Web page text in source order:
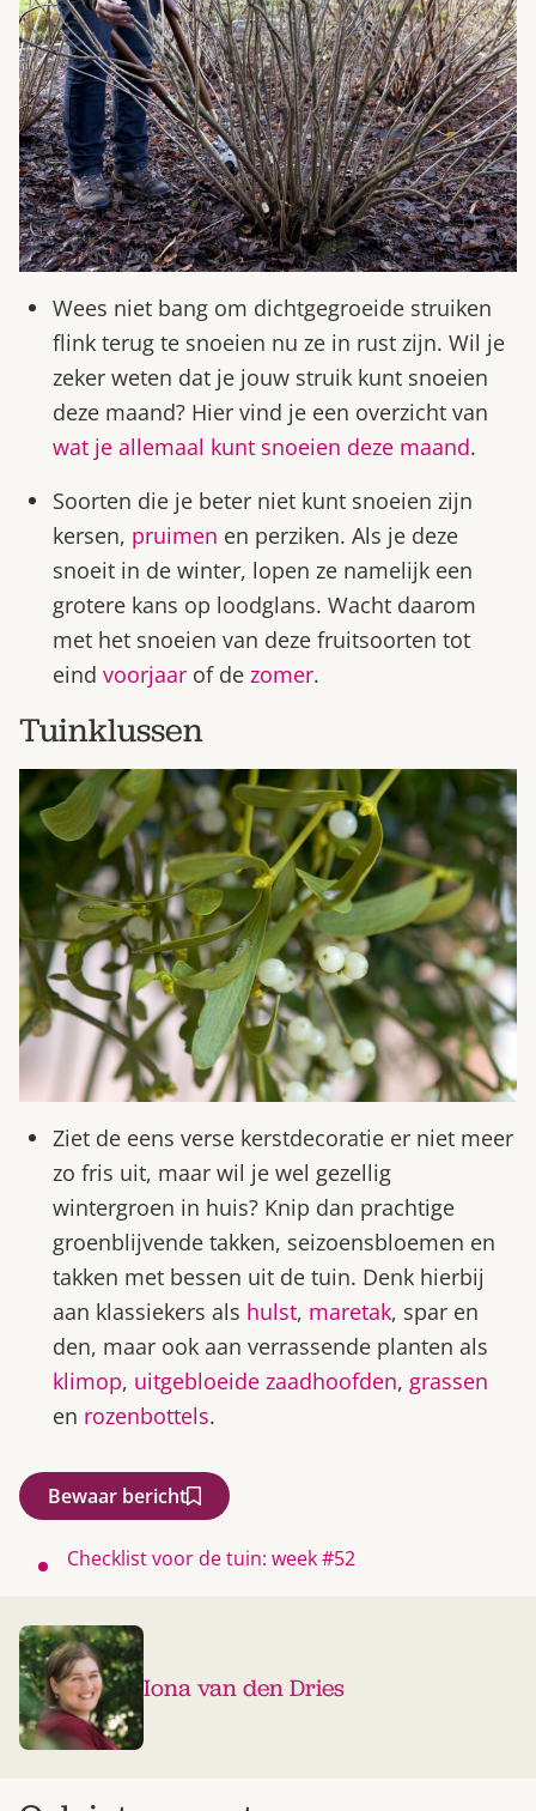
Wees niet bang om dichtgegroeide struiken
flink terug te snoeien nu ze in rust zijn. Wil je
zeker weten dat je jouw struik kunt snoeien
deze maand? Hier vind je een overzicht van
wat je allemaal kunt snoeien deze maand.
Soorten die je beter niet kunt snoeien zijn
kersen, pruimen en perziken. Als je deze
snoeit in de winter, lopen ze namelijk een
grotere kans op loodglans. Wacht daarom
met het snoeien van deze fruitsoorten tot
eind voorjaar of de zomer.
Tuinklussen
Ziet de eens verse kerstdecoratie er niet meer
zo fris uit, maar wil je wel gezellig
wintergroen in huis? Knip dan prachtige
groenblijvende takken, seizoensbloemen en
takken met bessen uit de tuin. Denk hierbij
aan klassiekers als hulst, maretak, spar en
den, maar ook aan verrassende planten als
klimop, uitgebloeide zaadhoofden, grassen
en rozenbottels.
Bewaar bericht
Checklist voor de tuin: week #52
Iona van den Dries